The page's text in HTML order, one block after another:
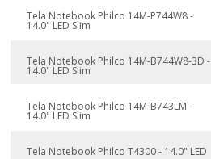
Tela Notebook Philco 14M-P744W8 -
14.0" LED Slim
Tela Notebook Philco 14M-B744W8-3D -
14.0" LED Slim
Tela Notebook Philco 14M-B743LM -
14.0" LED Slim
Tela Notebook Philco T4300 - 14.0" LED